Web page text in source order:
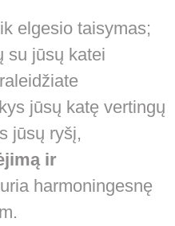
elgesio taisymas;
su jūsų katei
jūsų katę vertingų
jūsų ryšį,
ir
harmoningesnę